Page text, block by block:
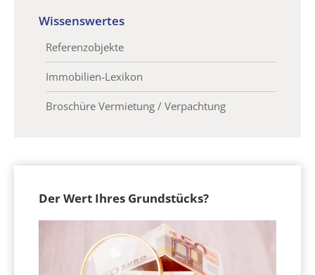
Wissenswertes
Referenzobjekte
Immobilien-Lexikon
Broschüre Vermietung / Verpachtung
Der Wert Ihres Grundstücks?